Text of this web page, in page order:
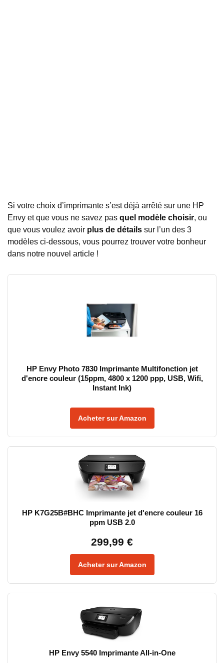
Si votre choix d’imprimante s’est déjà arrêté sur une HP
Envy et que vous ne savez pas quel modèle choisir, ou
que vous voulez avoir plus de détails sur l’un des 3
modèles ci-dessous, vous pourrez trouver votre bonheur
dans notre nouvel article !
HP Envy Photo 7830 Imprimante Multifonction jet
d'encre couleur (15ppm, 4800 x 1200 ppp, USB, Wifi,
Instant Ink)
Acheter sur Amazon
HP K7G25B#BHC Imprimante jet d'encre couleur 16
ppm USB 2.0
299,99 €
Acheter sur Amazon
HP Envy 5540 Imprimante All-in-One